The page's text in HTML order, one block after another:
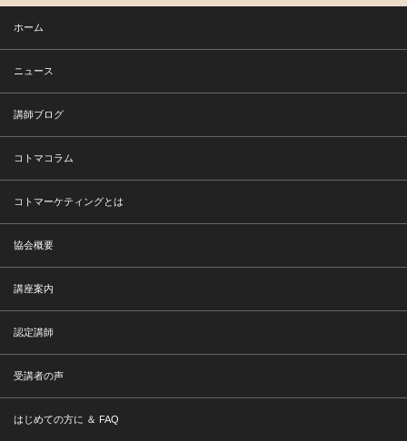
ホーム
ニュース
講師ブログ
コトマコラム
コトマーケティングとは
協会概要
講座案内
認定講師
受講者の声
はじめての方に ＆ FAQ